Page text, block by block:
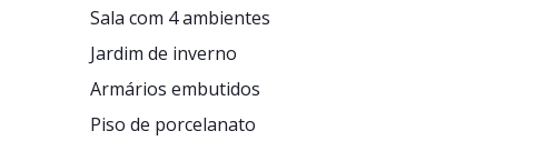
Sala com 4 ambientes
Jardim de inverno
Armários embutidos
Piso de porcelanato